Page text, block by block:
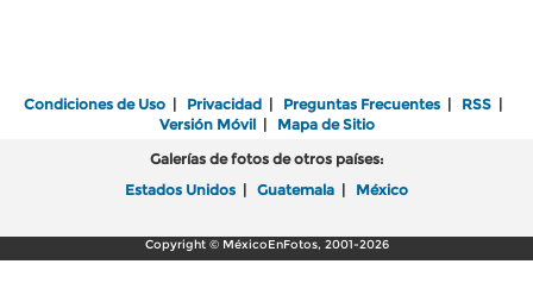
Condiciones de Uso | Privacidad | Preguntas Frecuentes | RSS |
Versión Móvil| Mapa de Sitio
Galerías de fotos de otros países:
Estados Unidos | Guatemala | México
Copyright © MéxicoEnFotos, 2001-2026